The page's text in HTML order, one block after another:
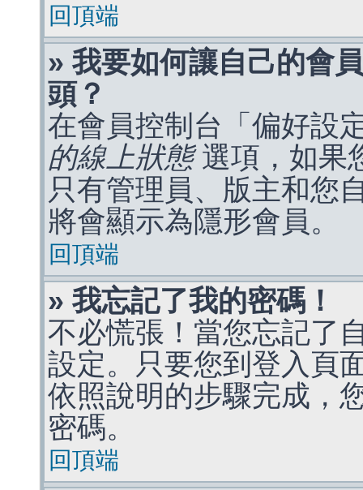
回頂端
» 我要如何讓自己的會
頭？
在會員控制台「偏好設
的線上狀態選項，如果
只有管理員、版主和您
將會顯示為隱形會員。
回頂端
» 我忘記了我的密碼！
不必慌張！當您忘記了
設定。只要您到登入頁
依照說明的步驟完成，
密碼。
回頂端